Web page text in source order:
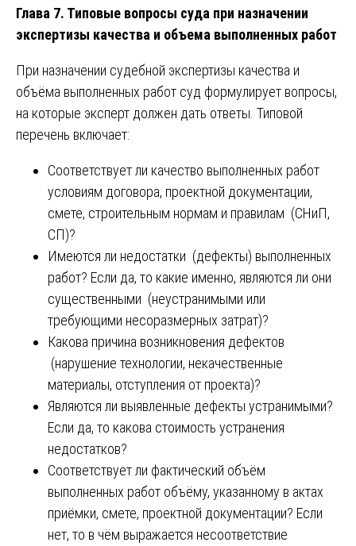
Глава 7. Типовые вопросы суда при назначении
экспертизы качества и объема выполненных работ
При назначении судебной экспертизы качества и
объёма выполненных работ суд формулирует вопросы,
на которые эксперт должен дать ответы. Типовой
перечень включает:
Соответствует ли качество выполненных работ
условиям договора, проектной документации,
смете, строительным нормам и правилам (СНиП,
СП)?
Имеются ли недостатки (дефекты) выполненных
работ? Если да, то какие именно, являются ли они
существенными (неустранимыми или
требующими несоразмерных затрат)?
Какова причина возникновения дефектов
(нарушение технологии, некачественные
материалы, отступления от проекта)?
Являются ли выявленные дефекты устранимыми?
Если да, то какова стоимость устранения
недостатков?
Соответствует ли фактический объём
выполненных работ объёму, указанному в актах
приёмки, смете, проектной документации? Если
нет, то в чём выражается несоответствие